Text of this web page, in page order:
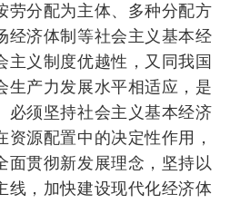
劳分配为主体、多种分配方
经济体制等社会主义基本经
主义制度优越性，又同我国
生产力发展水平相适应，是
必须坚持社会主义基本经济
源配置中的决定性作用，
面贯彻新发展理念，坚持以
线，加快建设现代化经济体